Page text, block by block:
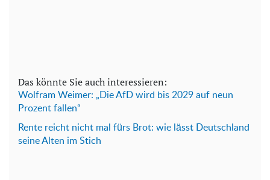
Das könnte Sie auch interessieren:
Wolfram Weimer: „Die AfD wird bis 2029 auf neun
Prozent fallen“
Rente reicht nicht mal fürs Brot: wie lässt Deutschland
seine Alten im Stich